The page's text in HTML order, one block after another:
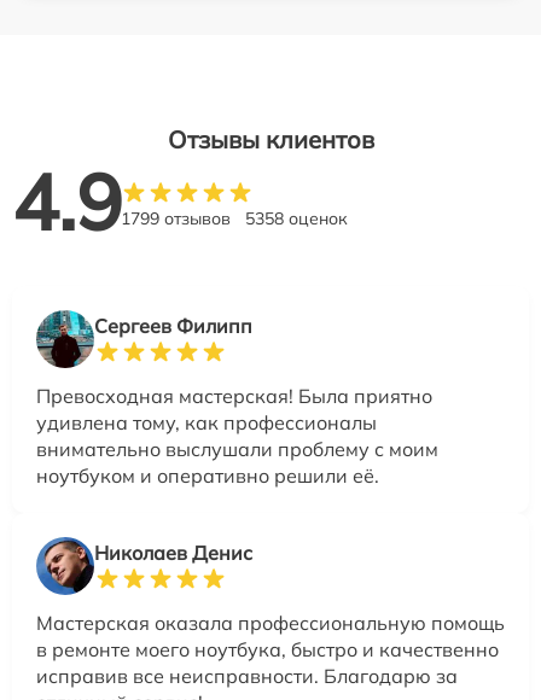
Отзывы клиентов
4.91799 отзывов 5358 оценок
Сергеев Филипп
Превосходная мастерская! Была приятно
удивлена тому, как профессионалы
внимательно выслушали проблему с моим
ноутбуком и оперативно решили её.
Николаев Денис
Мастерская оказала профессиональную помощь
в ремонте моего ноутбука, быстро и качественно
исправив все неисправности. Благодарю за